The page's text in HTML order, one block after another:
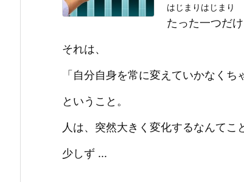
はじまりはじまり
たった一つだ
それは、
「自分自身を常に変えていかなくち
ということ。
人は、突然大きく変化するなんてこ
少しず ...